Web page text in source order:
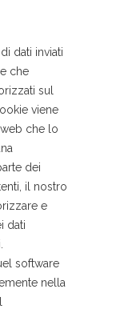
dati inviati
che
sul
viene
che lo
dei
il nostro
e
dati
software
nella